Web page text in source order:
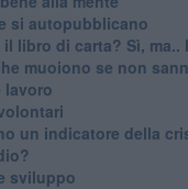
si autopubblicano
libro di carta? Sì, ma..
muoiono se non
lavoro
un indicatore della
sviluppo